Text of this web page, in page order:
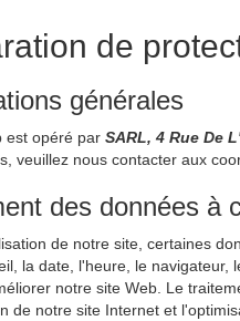
de
générales
est opéré par SARL, 4 Rue De
veuillez nous contacter aux
des données à
de notre site, certaines
la date, l'heure, le navigateur,
notre site Web. Le
de notre site Internet et